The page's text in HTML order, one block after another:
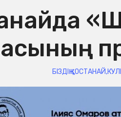
БІЗДІҢ ҚОСТАНАЙ,